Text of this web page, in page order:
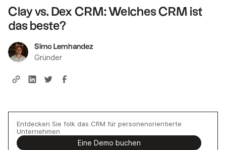
Clay vs. Dex CRM: Welches CRM ist
das beste?
Simo Lemhandez
Gründer
Entdecken Sie folk das CRM für personenorientierte
Unternehmen
Eine Demo buchen